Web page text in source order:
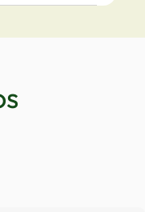
com boa